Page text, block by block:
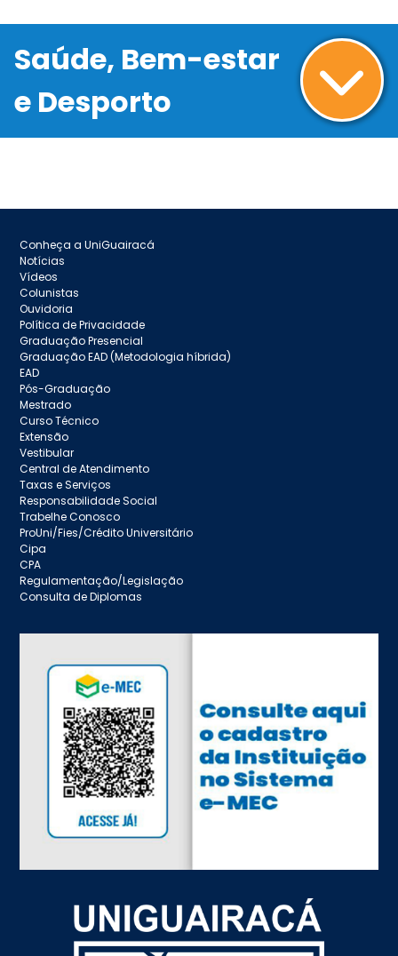
Saúde, Bem-estar
e Desporto
Conheça a UniGuairacá
Notícias
Vídeos
Colunistas
Ouvidoria
Política de Privacidade
Graduação Presencial
Graduação EAD (Metodologia híbrida)
EAD
Pós-Graduação
Mestrado
Curso Técnico
Extensão
Vestibular
Central de Atendimento
Taxas e Serviços
Responsabilidade Social
Trabelhe Conosco
ProUni/Fies/Crédito Universitário
Cipa
CPA
Regulamentação/Legislação
Consulta de Diplomas